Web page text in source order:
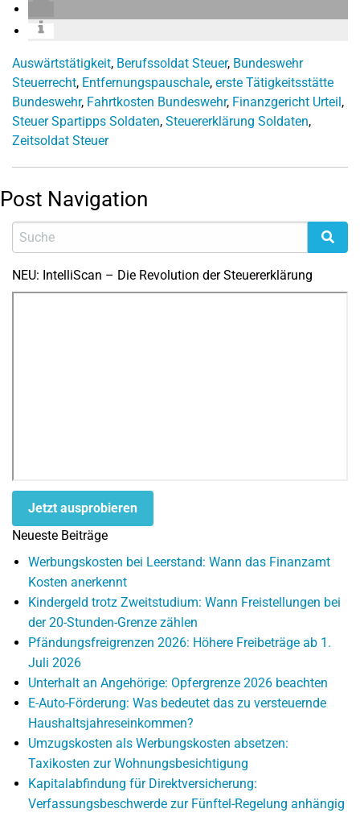
Auswärtstätigkeit, Berufssoldat Steuer, Bundeswehr
Steuerrecht, Entfernungspauschale, erste Tätigkeitsstätte
Bundeswehr, Fahrtkosten Bundeswehr, Finanzgericht Urteil,
Steuer Spartipps Soldaten, Steuererklärung Soldaten,
Zeitsoldat Steuer
Post Navigation
NEU: IntelliScan – Die Revolution der Steuererklärung
Jetzt ausprobieren
Neueste Beiträge
Werbungskosten bei Leerstand: Wann das Finanzamt
Kosten anerkennt
Kindergeld trotz Zweitstudium: Wann Freistellungen bei
der 20-Stunden-Grenze zählen
Pfändungsfreigrenzen 2026: Höhere Freibeträge ab 1.
Juli 2026
Unterhalt an Angehörige: Opfergrenze 2026 beachten
E-Auto-Förderung: Was bedeutet das zu versteuernde
Haushaltsjahreseinkommen?
Umzugskosten als Werbungskosten absetzen:
Taxikosten zur Wohnungsbesichtigung
Kapitalabfindung für Direktversicherung:
Verfassungsbeschwerde zur Fünftel-Regelung anhängig